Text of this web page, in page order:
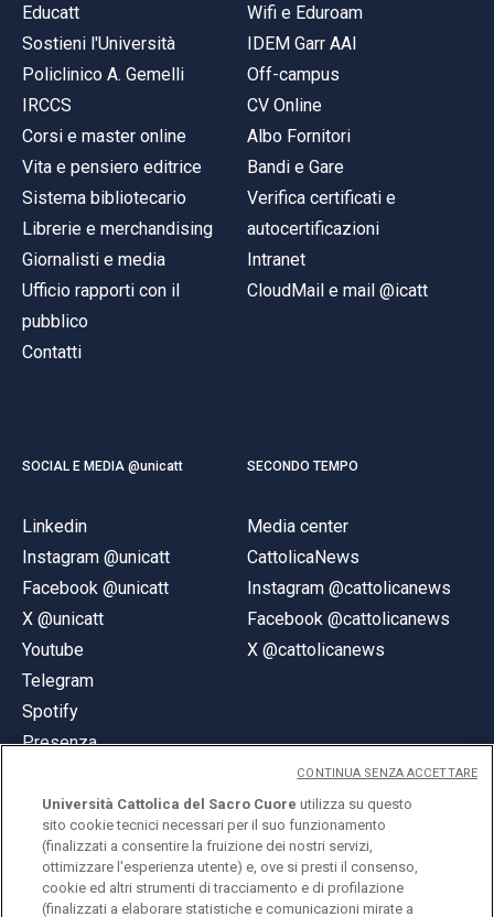
Educatt
Sostieni l'Università
Policlinico A. Gemelli
IRCCS
Corsi e master online
Vita e pensiero editrice
Sistema bibliotecario
Librerie e merchandising
Giornalisti e media
Ufficio rapporti con il
pubblico
Contatti
Wifi e Eduroam
IDEM Garr AAI
Off-campus
CV Online
Albo Fornitori
Bandi e Gare
Verifica certificati e
autocertificazioni
Intranet
CloudMail e mail @icatt
SOCIAL E MEDIA @unicatt
Linkedin
Instagram @unicatt
Facebook @unicatt
X @unicatt
Youtube
Telegram
Spotify
Presenza
SECONDO TEMPO
Media center
CattolicaNews
Instagram @cattolicanews
Facebook @cattolicanews
X @cattolicanews
© Università Cattolica del Sacro Cuore
Largo A. Gemelli 1, 20123 Milano
Università Cattolica del Sacro Cuore utilizza su questo
sito cookie tecnici necessari per il suo funzionamento
(finalizzati a consentire la fruizione dei nostri servizi,
ottimizzare l'esperienza utente) e, ove si presti il consenso,
cookie ed altri strumenti di tracciamento e di profilazione
(finalizzati a elaborare statistiche e comunicazioni mirate a
CONTINUA SENZA ACCETTARE